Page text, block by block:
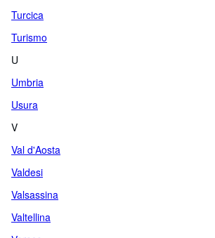
Turcica
Turismo
U
Umbria
Usura
V
Val d'Aosta
Valdesi
Valsassina
Valtellina